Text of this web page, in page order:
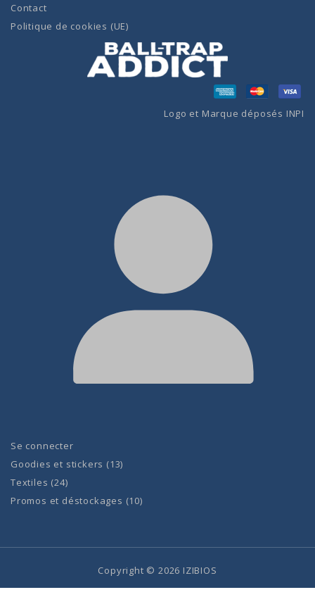
Contact
Politique de cookies (UE)
Logo et Marque déposés INPI
Se connecter
Goodies et stickers
13
Textiles 24
Promos et déstockages
10
Copyright © 2026 IZIBIOS